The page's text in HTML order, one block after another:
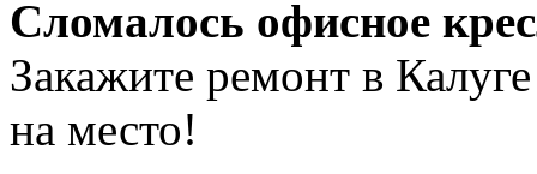
Сломалось офисное
Закажите ремонт в
на место!